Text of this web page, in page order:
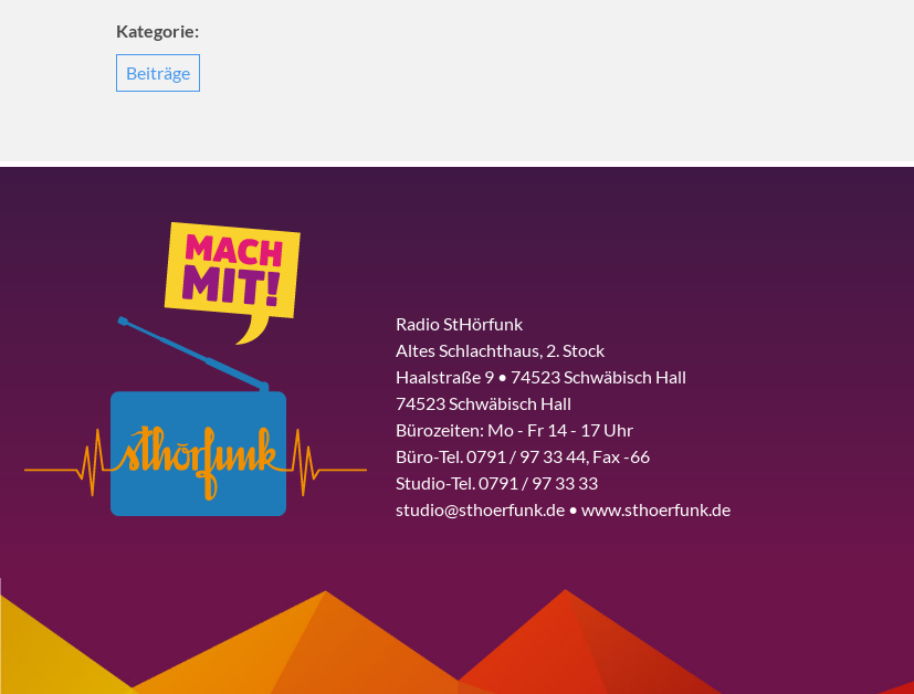
Kategorie:
Beiträge
Radio StHörfunk
Altes Schlachthaus, 2. Stock
Haalstraße 9 • 74523 Schwäbisch Hall
74523 Schwäbisch Hall
Bürozeiten: Mo - Fr 14 - 17 Uhr
Büro-Tel. 0791 / 97 33 44, Fax -66
Studio-Tel. 0791 / 97 33 33
studio@sthoerfunk.de • www.sthoerfunk.de